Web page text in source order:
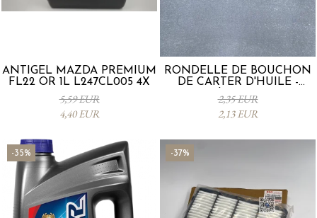
ANTIGEL MAZDA PREMIUM
FL22 OR 1L L247CL005 4X
5,59 EUR
4,40 EUR
RONDELLE DE BOUCHON
DE CARTER D'HUILE -
Mazda 995641400
2,35 EUR
2,13 EUR
-35% -37%